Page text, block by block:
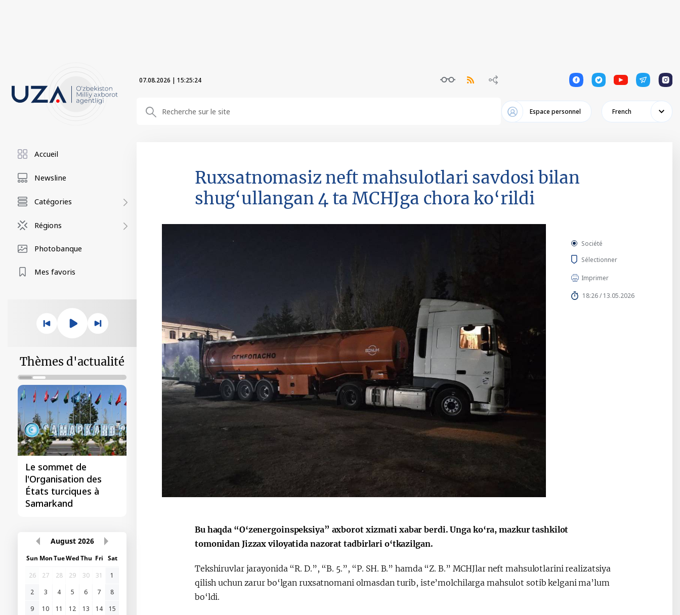
07.08.2026 | 15:25:24 1 1 1 1 1
Espace personnel French
Accueil
Newsline
Catégories
Régions
Photobanque
Mes favoris
Thèmes d'actualité
Le sommet de
l'Organisation des
États turciques à
Samarkand
August 2026
Sun MonTueWedThu Fri Sat
26
27 28 29 30 31
1
2
3 4 5 6 7
8
9
10 11 12 13 14
15
Ruxsatnomasiz neft mahsulotlari savdosi bilan
shug‘ullangan 4 ta MCHJga chora ko‘rildi
Société
Sélectionner
Imprimer
18:26 / 13.05.2026
Bu haqda “O‘zenergoinspeksiya” axborot xizmati xabar berdi. Unga ko‘ra, mazkur tashkilot
tomonidan Jizzax viloyatida nazorat tadbirlari o‘tkazilgan.
Tekshiruvlar jarayonida “R. D.”, “B. 5.”, “P. SH. B.” hamda “Z. B.” MCHJlar neft mahsulotlarini realizatsiya
qilish uchun zarur bo‘lgan ruxsatnomani olmasdan turib, iste’molchilarga mahsulot sotib kelgani ma’lum
bo‘ldi.